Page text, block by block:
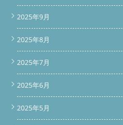
2025年9月
2025年8月
2025年7月
2025年6月
2025年5月